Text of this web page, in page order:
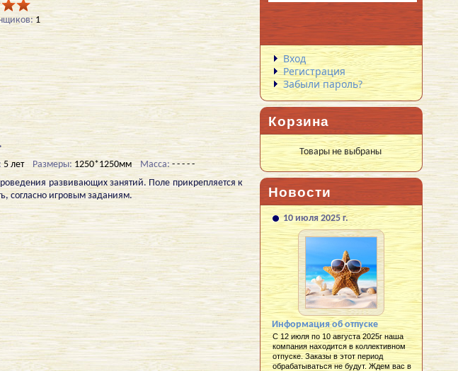
1
5 лет Размеры: 1250*1250мм Масса:- - - - -
развивающих занятий. Поле прикрепляется к
согласно игровым заданиям.
Вход
Регистрация
Забыли пароль?
Корзина
Товары не выбраны
Новости
10 июля 2025 г.
Информация об отпуске
С 12 июля по 10 августа 2025г наша
компания находится в коллективном
отпуске. Заказы в этот период
обрабатываться не будут. Ждем вас в